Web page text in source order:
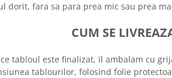
dorit, fara sa para prea mic sau prea
CUM SE
tabloul este finalizat, il ambalam cu
tablourilor, folosind folie